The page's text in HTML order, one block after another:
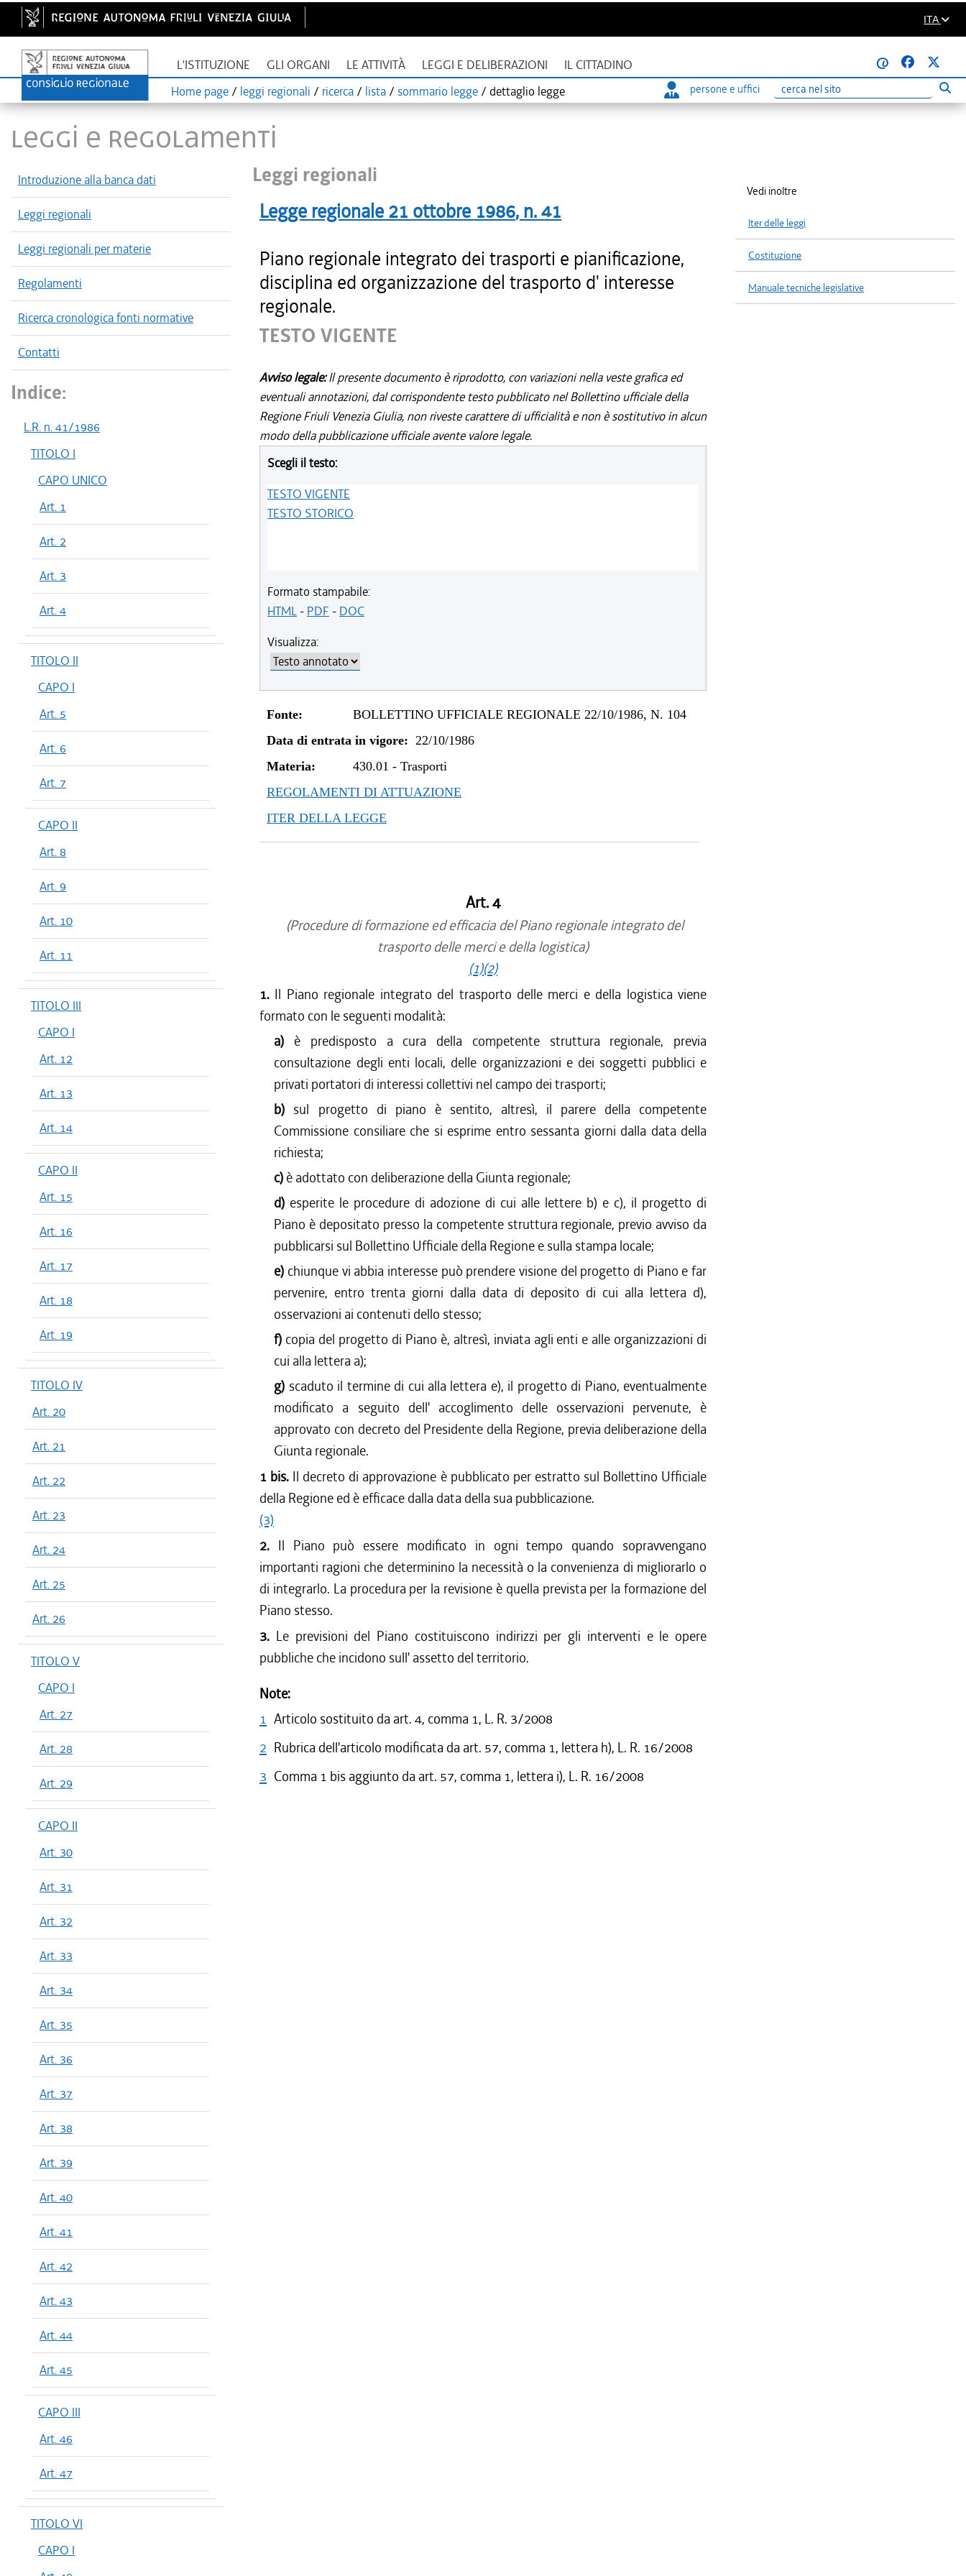
ITA
L'ISTITUZIONE GLI ORGANI LE ATTIVITÀ LEGGI E DELIBERAZIONI IL CITTADINO
@
Home page / leggi regionali / ricerca / lista / sommario legge / dettaglio legge persone e uffici
Ricerca
LEGGI E REGOLAMENTI
Introduzione alla banca dati
Leggi regionali
Leggi regionali per materie
Regolamenti
Ricerca cronologica fonti normative
Contatti
Indice:
L.R. n. 41/1986
TITOLO I
CAPO UNICO
Art. 1
Art. 2
Art. 3
Art. 4
TITOLO II
CAPO I
Art. 5
Art. 6
Art. 7
CAPO II
Art. 8
Art. 9
Art. 10
Art. 11
TITOLO III
CAPO I
Art. 12
Art. 13
Art. 14
CAPO II
Art. 15
Art. 16
Art. 17
Art. 18
Art. 19
TITOLO IV
Art. 20
Art. 21
Art. 22
Art. 23
Art. 24
Art. 25
Art. 26
TITOLO V
CAPO I
Art. 27
Art. 28
Art. 29
CAPO II
Art. 30
Art. 31
Art. 32
Art. 33
Art. 34
Art. 35
Art. 36
Art. 37
Art. 38
Art. 39
Art. 40
Art. 41
Art. 42
Art. 43
Art. 44
Art. 45
CAPO III
Art. 46
Art. 47
TITOLO VI
CAPO I
Leggi regionali
Legge regionale 21 ottobre 1986, n.41
Piano regionale integrato dei trasporti e pianificazione,
disciplina ed organizzazione del trasporto d' interesse
regionale.
TESTO VIGENTE
Avviso legale:Il presente documento è riprodotto, con variazioni nella veste grafica ed
eventuali annotazioni, dal corrispondente testo pubblicato nel Bollettino ufficiale della
Regione Friuli Venezia Giulia, non riveste carattere di ufficialità e non è sostitutivo in alcun
modo della pubblicazione ufficiale avente valore legale.
Scegli il testo:
TESTO VIGENTE
TESTO STORICO
Formato stampabile:
HTML- PDF - DOC
Visualizza:
Fonte:
BOLLETTINO UFFICIALE REGIONALE 22/10/1986, N. 104
Data di entrata in vigore: 22/10/1986
Materia:
430.01 -Trasporti
REGOLAMENTI DI ATTUAZIONE
ITER DELLA LEGGE
Art. 4
(Procedure di formazione ed efficacia del Piano regionale integrato del
trasporto delle merci e della logistica)
(1)(2)
1. Il Piano regionale integrato del trasporto delle merci e della logistica viene
formato con le seguenti modalità:
a) è predisposto a cura della competente struttura regionale, previa
consultazione degli enti locali, delle organizzazioni e dei soggetti pubblici e
privati portatori di interessi collettivi nel campo dei trasporti;
b) sul progetto di piano è sentito, altresì, il parere della competente
Commissione consiliare che si esprime entro sessanta giorni dalla data della
richiesta;
c) è adottato con deliberazione della Giunta regionale;
d) esperite le procedure di adozione di cui alle lettere b) e c), il progetto di
Piano è depositato presso la competente struttura regionale, previo avviso da
pubblicarsi sul Bollettino Ufficiale della Regione e sulla stampa locale;
e) chiunque vi abbia interesse può prendere visione del progetto di Piano e far
pervenire, entro trenta giorni dalla data di deposito di cui alla lettera d),
osservazioni ai contenuti dello stesso;
f) copia del progetto di Piano è, altresì, inviata agli enti e alle organizzazioni di
cui alla lettera a);
g) scaduto il termine di cui alla lettera e), il progetto di Piano, eventualmente
modificato a seguito dell' accoglimento delle osservazioni pervenute, è
approvato con decreto del Presidente della Regione, previa deliberazione della
Giunta regionale.
1 bis. Il decreto di approvazione è pubblicato per estratto sul Bollettino Ufficiale
della Regione ed è efficace dalla data della sua pubblicazione.
(3)
2. Il Piano può essere modificato in ogni tempo quando sopravvengano
importanti ragioni che determinino la necessità o la convenienza di migliorarlo o
di integrarlo. La procedura per la revisione è quella prevista per la formazione del
Piano stesso.
3. Le previsioni del Piano costituiscono indirizzi per gli interventi e le opere
pubbliche che incidono sull' assetto del territorio.
Note:
1 Articolo sostituito da art. 4, comma 1, L. R. 3/2008
2 Rubrica dell'articolo modificata da art. 57, comma 1, lettera h), L. R. 16/2008
3 Comma 1 bis aggiunto da art. 57, comma 1, lettera i), L. R. 16/2008
Vedi inoltre
Iter delle leggi
Costituzione
Manuale tecniche legislative